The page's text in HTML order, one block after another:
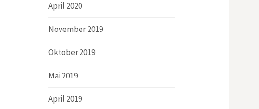
April 2020
November 2019
Oktober 2019
Mai 2019
April 2019